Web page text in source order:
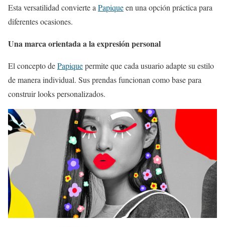
Esta versatilidad convierte a Papiqueen una opción práctica para
diferentes ocasiones.
Una marca orientada a la expresión personal
El concepto dePapiquepermite que cada usuario adapte su estilo
de manera individual. Sus prendas funcionan como base para
construir looks personalizados.